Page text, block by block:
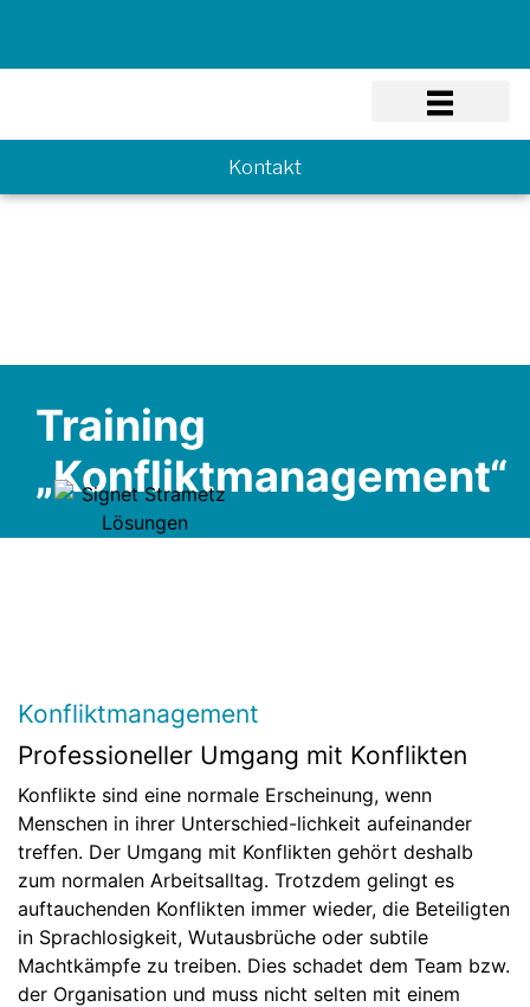
Kontakt
Training
„Konfliktmanagement“
Konfliktmanagement
Professioneller Umgang mit Konflikten
Konflikte sind eine normale Erscheinung, wenn
Menschen in ihrer Unterschied-lichkeit aufeinander
treffen. Der Umgang mit Konflikten gehört deshalb
zum normalen Arbeitsalltag. Trotzdem gelingt es
auftauchenden Konflikten immer wieder, die Beteiligten
in Sprachlosigkeit, Wutausbrüche oder subtile
Machtkämpfe zu treiben. Dies schadet dem Team bzw.
der Organisation und muss nicht selten mit einem